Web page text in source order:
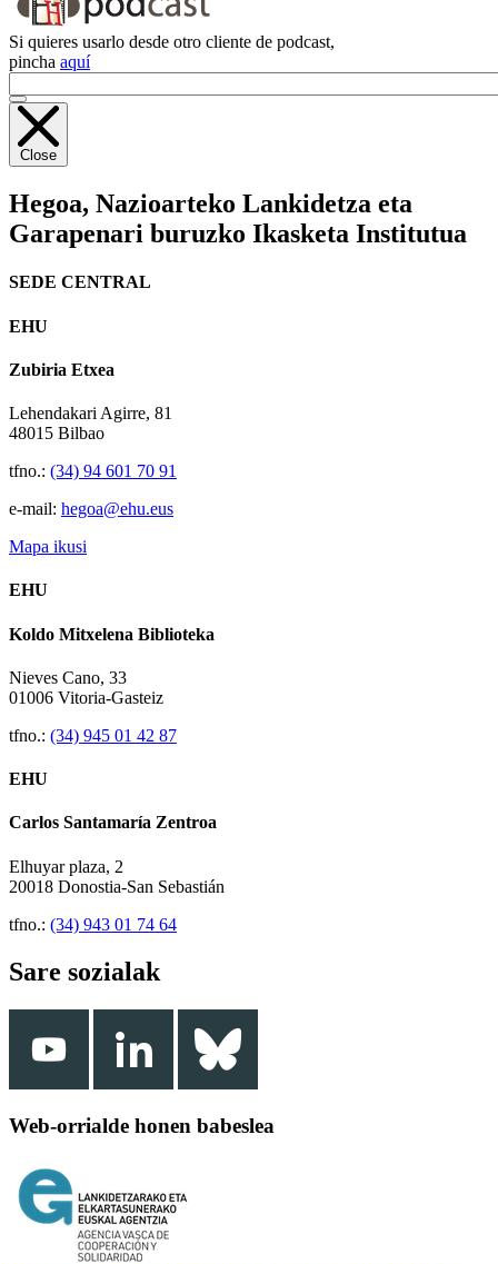
Si quieres usarlo desde otro cliente de podcast,
pincha aquí
Close
Hegoa, Nazioarteko Lankidetza eta
Garapenari buruzko Ikasketa Institutua
SEDE CENTRAL
EHU
Zubiria Etxea
Lehendakari Agirre, 81
48015 Bilbao
tfno.: (34) 94 601 70 91
e-mail: hegoa@ehu.eus
Mapa ikusi
EHU
Koldo Mitxelena Biblioteka
Nieves Cano, 33
01006 Vitoria-Gasteiz
tfno.: (34) 945 01 42 87
EHU
Carlos Santamaría Zentroa
Elhuyar plaza, 2
20018 Donostia-San Sebastián
tfno.: (34) 943 01 74 64
Sare sozialak
Web-orrialde honen babeslea